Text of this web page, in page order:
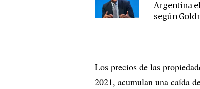
Argentina
según
Los precios de las
2021, acumulan una caída